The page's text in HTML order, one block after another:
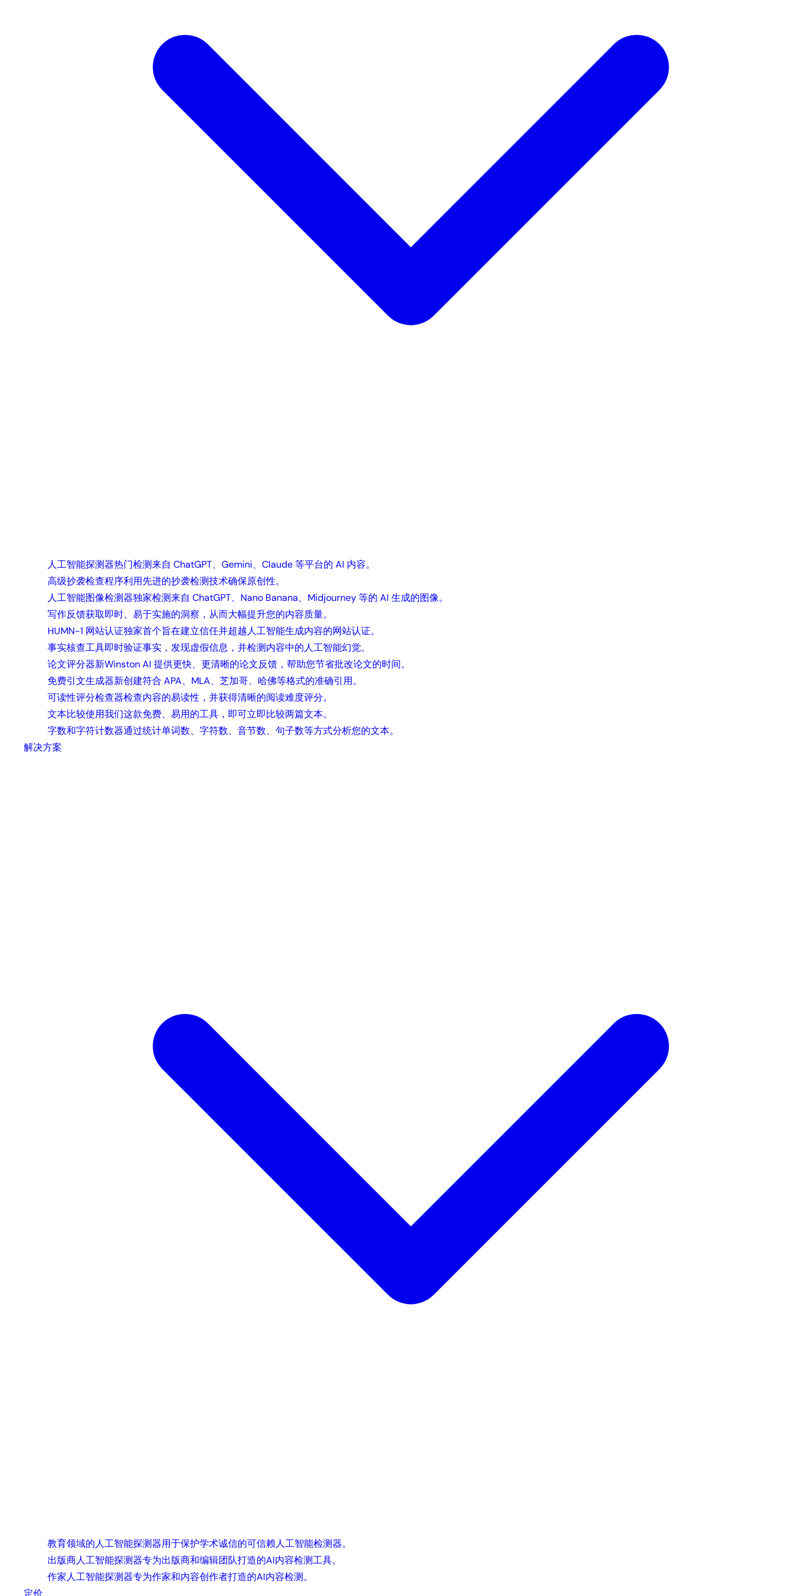
人工智能探测器热门检测来自 ChatGPT、Gemini、Claude 等平台的 AI 内容。
高级抄袭检查程序利用先进的抄袭检测技术确保原创性。
人工智能图像检测器独家检测来自 ChatGPT、Nano Banana、Midjourney 等的 AI 生成的图像。
写作反馈获取即时、易于实施的洞察，从而大幅提升您的内容质量。
HUMN-1 网站认证独家首个旨在建立信任并超越人工智能生成内容的网站认证。
事实核查工具即时验证事实，发现虚假信息，并检测内容中的人工智能幻觉。
论文评分器新Winston AI 提供更快、更清晰的论文反馈，帮助您节省批改论文的时间。
免费引文生成器新创建符合 APA、MLA、芝加哥、哈佛等格式的准确引用。
可读性评分检查器检查内容的易读性，并获得清晰的阅读难度评分。
文本比较使用我们这款免费、易用的工具，即可立即比较两篇文本。
字数和字符计数器通过统计单词数、字符数、音节数、句子数等方式分析您的文本。
解决方案
教育领域的人工智能探测器用于保护学术诚信的可信赖人工智能检测器。
出版商人工智能探测器专为出版商和编辑团队打造的AI内容检测工具。
作家人工智能探测器专为作家和内容创作者打造的AI内容检测。
定价